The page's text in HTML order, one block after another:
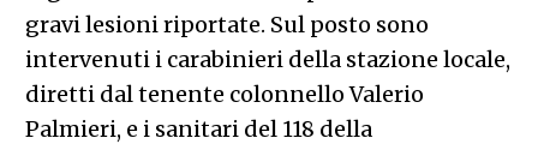
gravi lesioni riportate. Sul posto sono
intervenuti i carabinieri della stazione locale,
diretti dal tenente colonnello Valerio
Palmieri, e i sanitari del 118 della